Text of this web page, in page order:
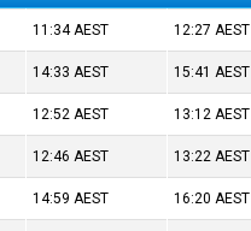
11:34AEST 12:27AEST
14:33AEST 15:41AEST
12:52AEST 13:12AEST
12:46AEST 13:22AEST
14:59AEST 16:20AEST